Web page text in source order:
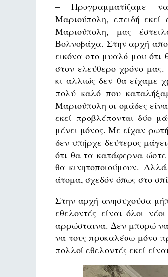
– Προγραμματίζαμε
Μαριούπολη, επειδή
Μαριούπολη, μας
Βολνοβάχα. Στην αρχή
εικόνα στο μυαλό μου
στον ελεύθερο χρόνο
κι αλλιώς δεν θα είχαμε
πολύ καλό που
Μαριούπολη οι ομάδες
εκεί προβλέπονται δύο
μένει μόνος. Με είχαν
δεν υπήρχε δεύτερος
ότι θα τα κατάφερνα
θα κινητοποιούμουν.
άτομα, σχεδόν όπως στο
Στην αρχή ανησυχούσα
εθελοντές είναι όλοι
αρρώσταινα. Δεν μπορώ να
να τους προκαλέσω μόνο
πολλοί εθελοντές εκεί